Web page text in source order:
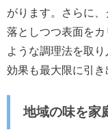
がります。さらに
落としつつ表面を
ような調理法を取
効果も最大限に引き
地域の味を家